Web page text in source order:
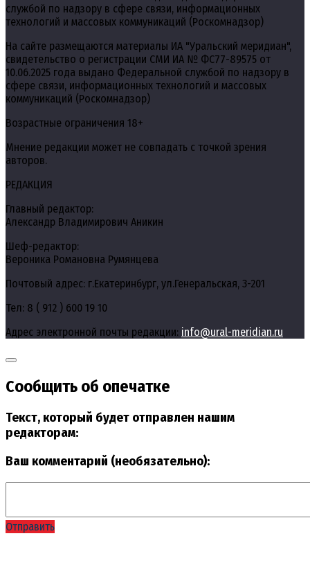
службой по надзору в сфере связи, информационных
технологий и массовых коммуникаций (Роскомнадзор)
На сайте размещаются материалы ИА "Уральский меридиан",
свидетельство о регистрации СМИ ИА № ФС77-89575 от
10.06.2025 года выдано Федеральной службой по надзору в
сфере связи, информационных технологий и массовых
коммуникаций (Роскомнадзор)
Возрастные ограничения 18+
Мнение редакции может не совпадать с точкой зрения
авторов.
РЕДАКЦИЯ
Главный редактор:
Александр Владимирович Аникин
Шеф-редактор:
Вероника Романовна Румянцева
Почтовый адрес: г.Екатеринбург, ул.Генеральская, 3-201
Тел: 8 ( 912 ) 600 19 10
Адрес электронной почты редакции: info@ural-meridian.ru
Сообщить об опечатке
Текст, который будет отправлен нашим
редакторам:
Ваш комментарий (необязательно):
Отправить